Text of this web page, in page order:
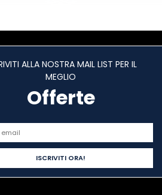
Valentino,B
ALLA NOSTRA MAIL LIST PER IL
MEGLIO
Offerte